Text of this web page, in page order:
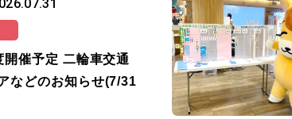
開催予定 二輪車交通
などのお知らせ(7/31